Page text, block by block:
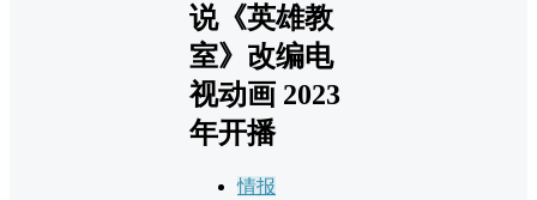
说《英雄教
室》改编电
视动画 2023
年开播
情报